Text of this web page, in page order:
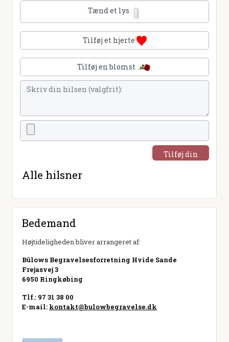
Tænd et lys
Tilføj et hjerte
Tilføj en blomst
Tilføj din
Alle hilsner
Bedemand
Højtideligheden bliver arrangeret af:
Bülows Begravelsesforretning Hvide Sande
Frejasvej 3
6950 Ringkøbing
Tlf.: 97 31 38 00
E-mail: kontakt@bulowbegravelse.dk